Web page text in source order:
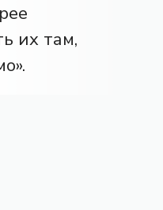
их там,